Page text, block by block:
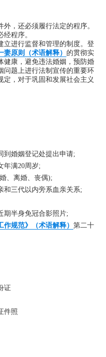
，还必须履行法定的程序。
程序。
立进行监督和管理的制度。登
妻原则（术语解释） 的贯彻实
健康，避免违法婚姻，预防婚
问题上进行法制宣传的重要环
定，对于巩固和发展社会主义
到婚姻登记处提出申请;
年满20周岁;
、离婚、丧偶);
和三代以内旁系血亲关系;
期半身免冠合影照片;
作规范》（术语解释） 第二十
证
件照